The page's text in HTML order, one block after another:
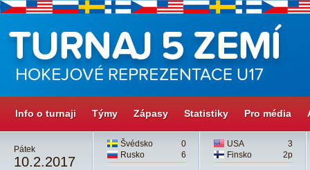
Info o turnaji Týmy Zápasy Statistiky Pro média
Pátek
10.2.2017
Švédsko
0
Rusko
6
USA
3
Finsko
2p